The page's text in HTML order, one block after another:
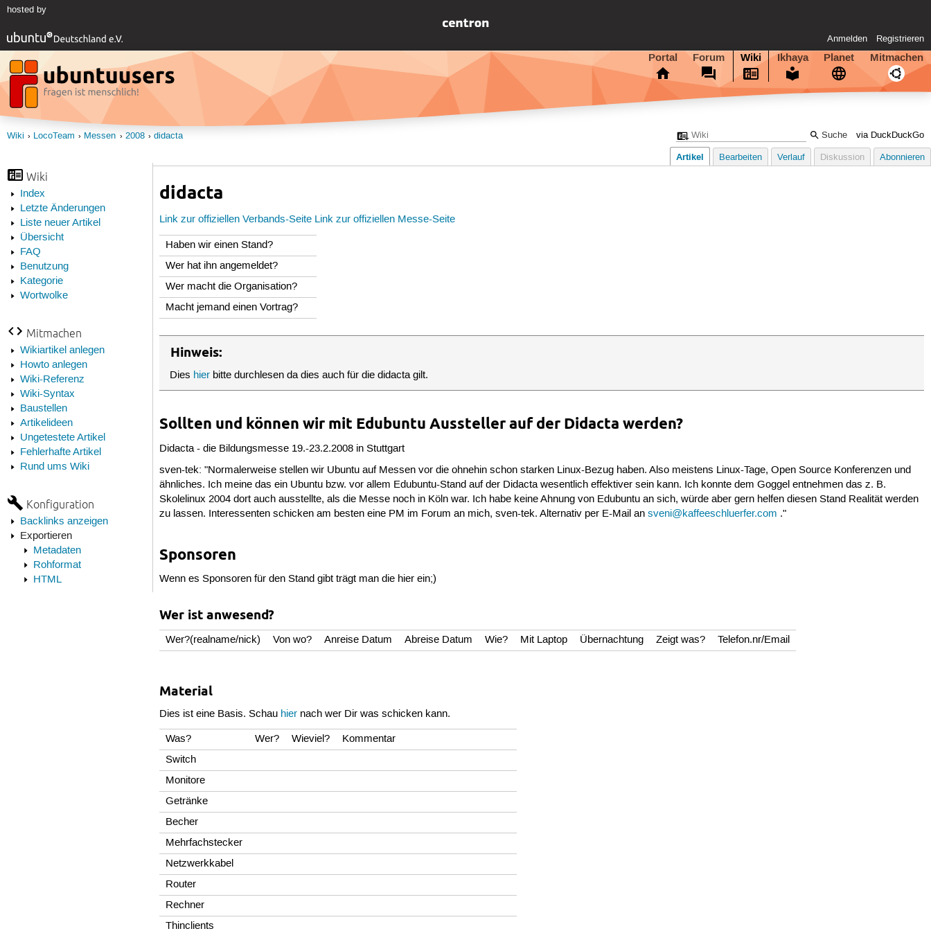
hosted by
Anmelden Registrieren
Portal Forum Wiki Ikhaya Planet Mitmachen
via DuckDuckGo
Wiki LocoTeam Messen 2008 didacta
Wiki
Index
Letzte Änderungen
Liste neuer Artikel
Übersicht
FAQ
Benutzung
Kategorie
Wortwolke
Mitmachen
Wikiartikel anlegen
Howto anlegen
Wiki-Referenz
Wiki-Syntax
Baustellen
Artikelideen
Ungetestete Artikel
Fehlerhafte Artikel
Rund ums Wiki
Konfiguration
Backlinks anzeigen
Exportieren
Metadaten
Rohformat
HTML
Artikel Bearbeiten Verlauf Diskussion Abonnieren
didacta
Link zur offiziellen Verbands-Seite Link zur offiziellen Messe-Seite
Haben wir einen Stand?
Wer hat ihn angemeldet?
Wer macht die Organisation?
Macht jemand einen Vortrag?
Hinweis:
Dies hier bitte durchlesen da dies auch für die didacta gilt.
Sollten und können wir mit Edubuntu Aussteller auf der Didacta werden?
Didacta - die Bildungsmesse 19.-23.2.2008 in Stuttgart
sven-tek: "Normalerweise stellen wir Ubuntu auf Messen vor die ohnehin schon starken Linux-Bezug haben. Also meistens Linux-Tage, Open Source Konferenzen und
ähnliches. Ich meine das ein Ubuntu bzw. vor allem Edubuntu-Stand auf der Didacta wesentlich effektiver sein kann. Ich konnte dem Goggel entnehmen das z. B.
Skolelinux 2004 dort auch ausstellte, als die Messe noch in Köln war. Ich habe keine Ahnung von Edubuntu an sich, würde aber gern helfen diesen Stand Realität werden
zu lassen. Interessenten schicken am besten eine PM im Forum an mich, sven-tek. Alternativ per E-Mail ansveni@kaffeeschluerfer.com ."
Sponsoren
Wenn es Sponsoren für den Stand gibt trägt man die hier ein;)
Wer ist anwesend?
Wer?(realname/nick) Von wo? Anreise Datum Abreise Datum Wie? Mit Laptop Übernachtung Zeigt was? Telefon.nr/Email
Material
Dies ist eine Basis. Schau hier nach wer Dir was schicken kann.
Was? Wer? Wieviel?
Kommentar
Switch
Monitore
Getränke
Becher
Mehrfachstecker
Netzwerkkabel
Router
Rechner
Thinclients